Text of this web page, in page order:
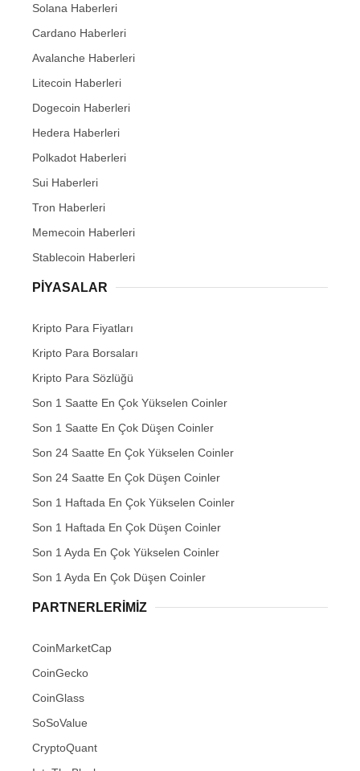
Solana Haberleri
Cardano Haberleri
Avalanche Haberleri
Litecoin Haberleri
Dogecoin Haberleri
Hedera Haberleri
Polkadot Haberleri
Sui Haberleri
Tron Haberleri
Memecoin Haberleri
Stablecoin Haberleri
PIYASALAR
Kripto Para Fiyatları
Kripto Para Borsaları
Kripto Para Sözlüğü
Son 1 Saatte En Çok Yükselen Coinler
Son 1 Saatte En Çok Düşen Coinler
Son 24 Saatte En Çok Yükselen Coinler
Son 24 Saatte En Çok Düşen Coinler
Son 1 Haftada En Çok Yükselen Coinler
Son 1 Haftada En Çok Düşen Coinler
Son 1 Ayda En Çok Yükselen Coinler
Son 1 Ayda En Çok Düşen Coinler
PARTNERLERIMIZ
CoinMarketCap
CoinGecko
CoinGlass
SoSoValue
CryptoQuant